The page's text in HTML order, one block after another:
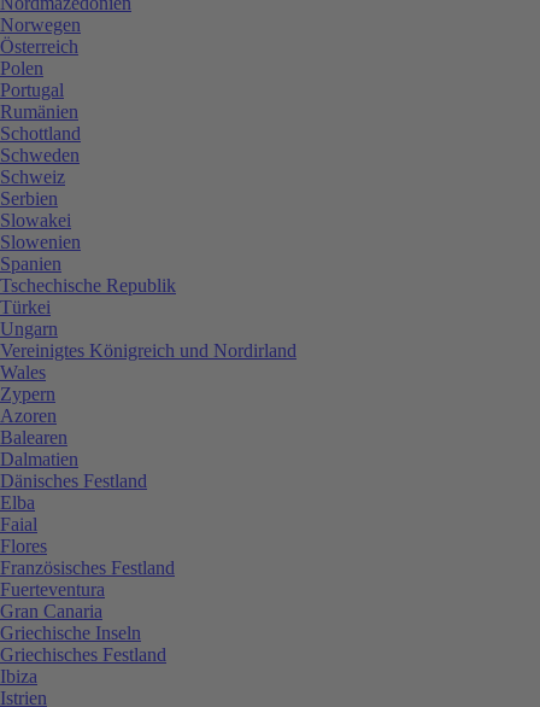
Norwegen
Österreich
Polen
Portugal
Rumänien
Schottland
Schweden
Schweiz
Serbien
Slowakei
Slowenien
Spanien
Tschechische Republik
Türkei
Ungarn
Vereinigtes Königreich und Nordirland
Wales
Zypern
Azoren
Balearen
Dalmatien
Dänisches Festland
Elba
Faial
Flores
Französisches Festland
Fuerteventura
Gran Canaria
Griechische Inseln
Griechisches Festland
Ibiza
Istrien